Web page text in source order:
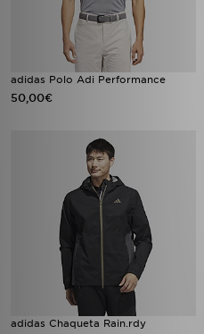
adidas Polo Adi Performance
50,00€
adidas Chaqueta Rain.rdy